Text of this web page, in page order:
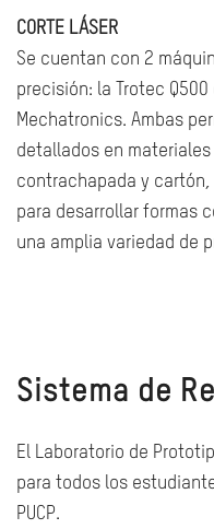
CORTE LÁSER
Se cuentan con 2
precisión: la Trotec
Mechatronics. Ambas
detallados en
contrachapada y
para desarrollar formas
una amplia variedad de
Sistema de
El Laboratorio de
para todos los
PUCP.